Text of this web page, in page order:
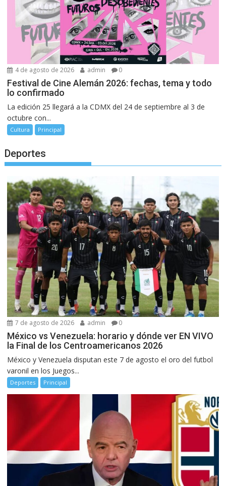
4 de agosto de 2026 admin 0
Festival de Cine Alemán 2026: fechas, tema y todo
lo confirmado
La edición 25 llegará a la CDMX del 24 de septiembre al 3 de
octubre con...
Cultura Principal
Deportes
7 de agosto de 2026 admin 0
México vs Venezuela: horario y dónde ver EN VIVO
la Final de los Centroamericanos 2026
México y Venezuela disputan este 7 de agosto el oro del futbol
varonil en los Juegos...
Deportes Principal